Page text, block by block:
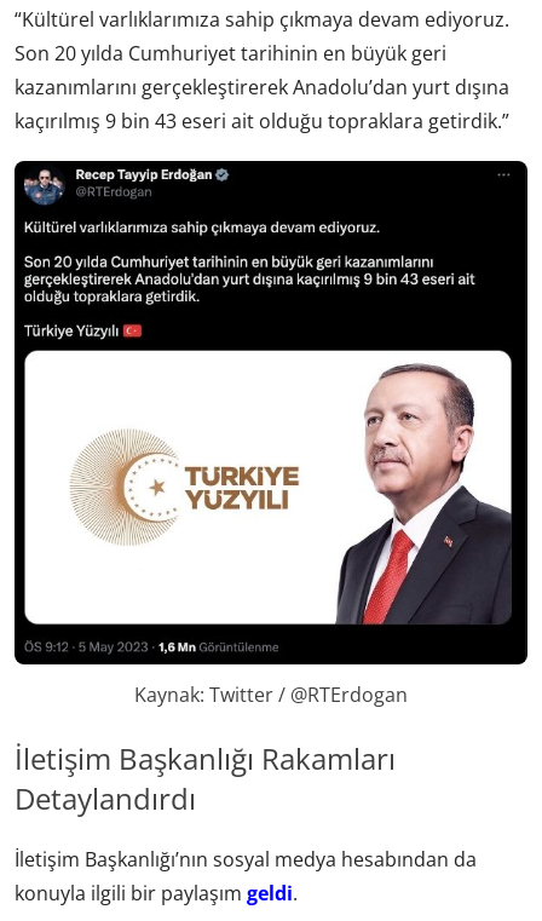
“Kültürel varlıklarımıza sahip çıkmaya devam ediyoruz.
Son 20 yılda Cumhuriyet tarihinin en büyük geri
kazanımlarını gerçekleştirerek Anadolu’dan yurt dışına
kaçırılmış 9 bin 43 eseri ait olduğu topraklara getirdik.”
Kaynak: Twitter / @RTErdogan
İletişim Başkanlığı Rakamları
Detaylandırdı
İletişim Başkanlığı’nın sosyal medya hesabından da
konuyla ilgili bir paylaşım geldi.